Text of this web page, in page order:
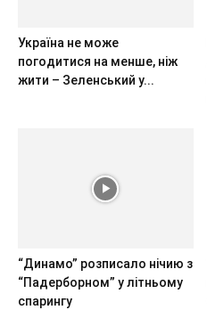
Україна не може
погодитися на менше, ніж
жити – Зеленський у...
“Динамо” розписало нічию з
“Падерборном” у літньому
спарингу